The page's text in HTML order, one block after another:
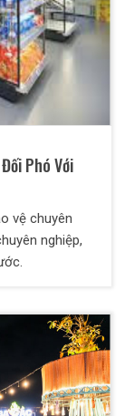
Phó Với
vệ chuyên
nghiệp,